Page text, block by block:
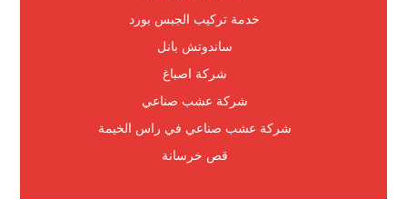
خدمة تركيب الجبس بورد
ساندوتش بانل
شركة اصباغ
شركة عشب صناعي
شركة عشب صناعي في راس الخيمة
قص خرسانة